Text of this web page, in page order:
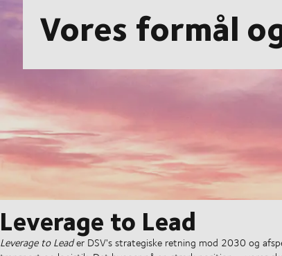
Vores formål
Leverage to Lead
Leverage to Leader DSV's strategiske retning mod 2030 og